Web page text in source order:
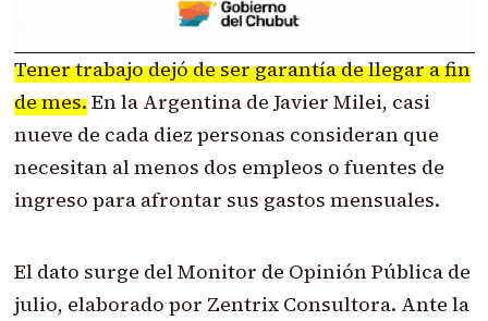
Tener trabajo dejó de ser garantía de llegar a fin
de mes.En la Argentina de Javier Milei, casi
nueve de cada diez personas consideran que
necesitan al menos dos empleos o fuentes de
ingreso para afrontar sus gastos mensuales.
El dato surge del Monitor de Opinión Pública de
julio, elaborado por Zentrix Consultora. Ante la